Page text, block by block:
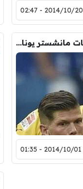
2014/10/20 - 02:47
هل يكون هومليز أولى صفقات مانشستر يونايتد فى الشتاء ؟
2014/10/01 - 01:35